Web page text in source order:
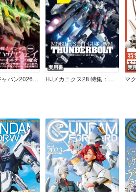
月刊ホビージャパン2026年8月号
実用書
HJメカニクス28 特集：機動戦士ガンダム サンダーボルト
実